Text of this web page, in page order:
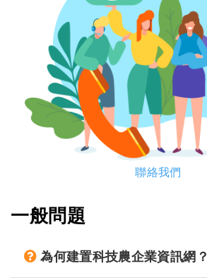
聯絡我們
一般問題
為何建置科技農企業資訊網？